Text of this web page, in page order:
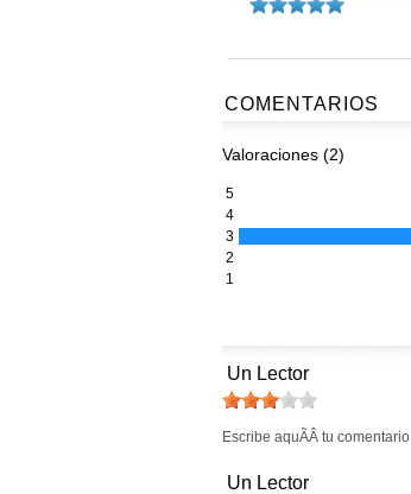
COMENTARIOS
Valoraciones (2)
5
4
3
2
1
Un Lector
Escribe aquÃÂ­ tu comentario
Un Lector